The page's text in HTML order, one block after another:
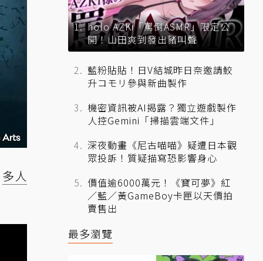
多人
holo AZKi「罵倒ASMR」限定公
開！山田爽到發出豬叫聲
藍粉貼貼！日V結城昨日奈邀請鮫
升コモリ參與新曲製作
機密資訊被AI揭露？獨立遊戲製作
人控Gemini「掃描雲端文件」
深夜動畫《尼古喵喵》疑遭日本觀
眾投訴！質疑描寫恐影響身心
價值逾6000萬元！《寶可夢》紅
／藍／黃GameBoy卡匣以天價拍
賣售出
最多瀏覽